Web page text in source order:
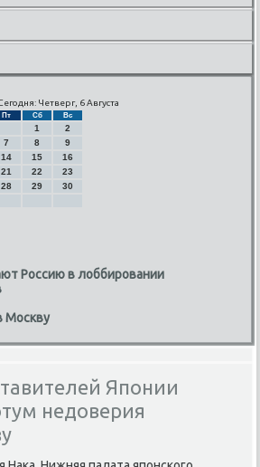
Четверг, 6 Августа
Пт Сб Вс
1
2
7 8
9
14 15
16
21 22
23
28 29
30
Россию в лоббировании
Москву
Японии
недоверия